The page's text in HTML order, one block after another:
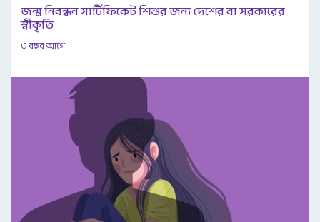
জন্ম নিবন্ধন সার্টিফিকেট শিশুর জন্য দেশের বা সরকারের
স্বীকৃতি
৩ বছর আগে